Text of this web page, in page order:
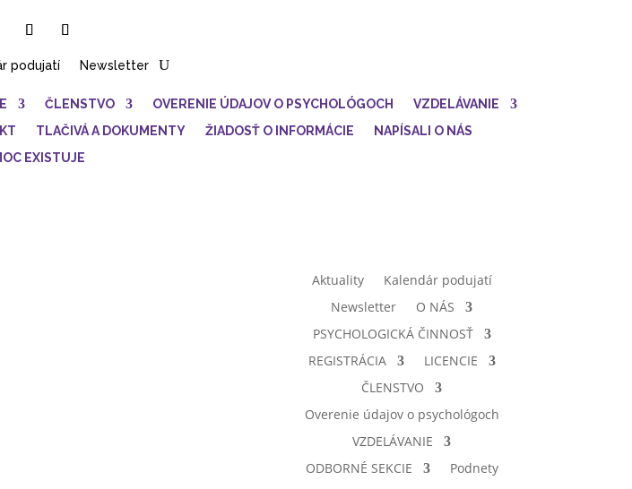
podujatí Newsletter
ČLENSTVO OVERENIE ÚDAJOV O PSYCHOLÓGOCH
VZDELÁVANIE
TLAČIVÁ A DOKUMENTY ŽIADOSŤ O INFORMÁCIE
NAPÍSALI O NÁS
EXISTUJE
Aktuality
Kalendár podujatí
Newsletter
O NÁS
PSYCHOLOGICKÁ ČINNOSŤ
REGISTRÁCIA
LICENCIE
ČLENSTVO
Overenie údajov o psychológoch
VZDELÁVANIE
ODBORNÉ SEKCIE
Podnety